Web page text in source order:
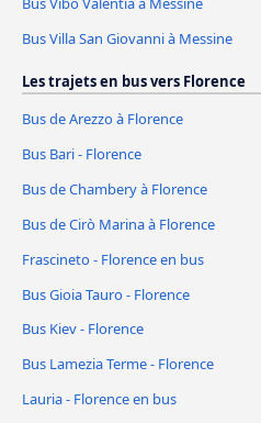
Bus Villa San Giovanni à Messine
Les trajets en bus vers Florence
Bus de Arezzo à Florence
Bus Bari - Florence
Bus de Chambery à Florence
Bus de Cirò Marina à Florence
Frascineto - Florence en bus
Bus Gioia Tauro - Florence
Bus Kiev - Florence
Bus Lamezia Terme - Florence
Lauria - Florence en bus